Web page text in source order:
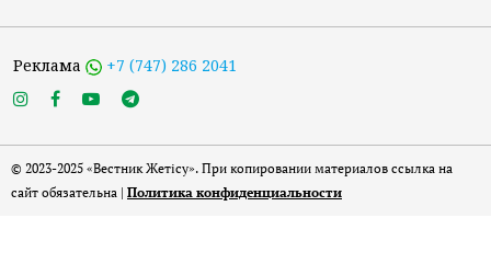
Реклама +7 (747) 286 2041
© 2023-2025 «Вестник Жетісу». При копировании материалов ссылка на
сайт обязательна | Политика конфиденциальности